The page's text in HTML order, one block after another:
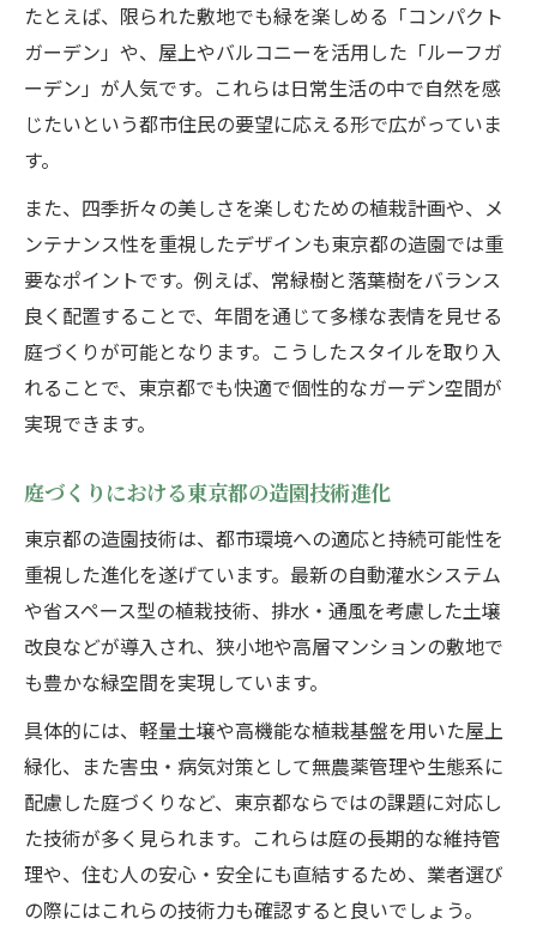
たとえば、限られた敷地でも緑を楽しめる「コンパクト
ガーデン」や、屋上やバルコニーを活用した「ルーフガ
ーデン」が人気です。これらは日常生活の中で自然を感
じたいという都市住民の要望に応える形で広がっていま
す。
また、四季折々の美しさを楽しむための植栽計画や、メ
ンテナンス性を重視したデザインも東京都の造園では重
要なポイントです。例えば、常緑樹と落葉樹をバランス
良く配置することで、年間を通じて多様な表情を見せる
庭づくりが可能となります。こうしたスタイルを取り入
れることで、東京都でも快適で個性的なガーデン空間が
実現できます。
庭づくりにおける東京都の造園技術進化
東京都の造園技術は、都市環境への適応と持続可能性を
重視した進化を遂げています。最新の自動灌水システム
や省スペース型の植栽技術、排水・通風を考慮した土壌
改良などが導入され、狭小地や高層マンションの敷地で
も豊かな緑空間を実現しています。
具体的には、軽量土壌や高機能な植栽基盤を用いた屋上
緑化、また害虫・病気対策として無農薬管理や生態系に
配慮した庭づくりなど、東京都ならではの課題に対応し
た技術が多く見られます。これらは庭の長期的な維持管
理や、住む人の安心・安全にも直結するため、業者選び
の際にはこれらの技術力も確認すると良いでしょう。